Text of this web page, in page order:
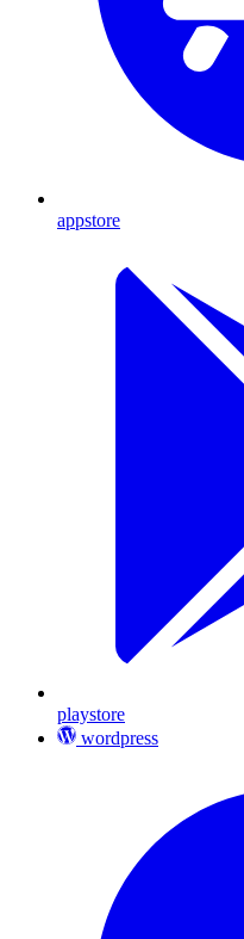
appstore
playstore
wordpress